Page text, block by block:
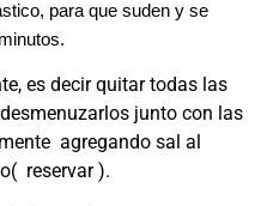
para que suden y se
es decir quitar todas las
junto con las
agregando sal al
reservar ).